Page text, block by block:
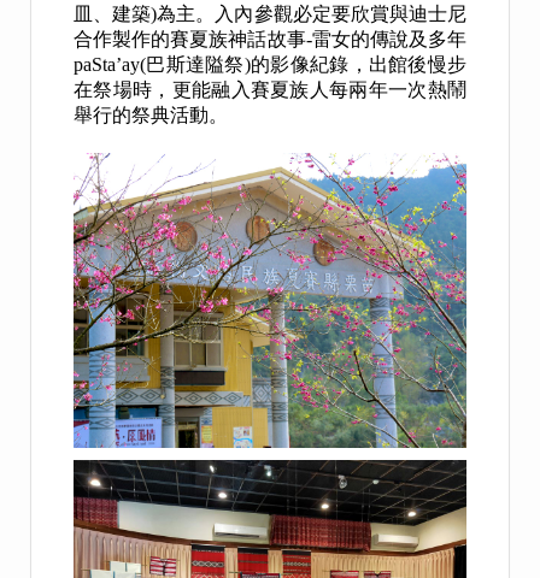
皿、建築)為主。入內參觀必定要欣賞與迪士尼
合作製作的賽夏族神話故事-雷女的傳說及多年
paSta’ay(巴斯達隘祭)的影像紀錄，出館後慢步
在祭場時，更能融入賽夏族人每兩年一次熱鬧
舉行的祭典活動。